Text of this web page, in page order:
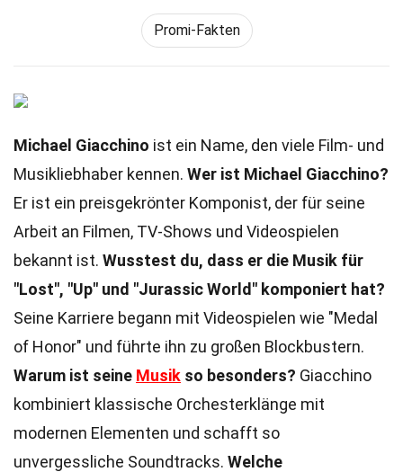
Promi-Fakten
Michael Giacchino ist ein Name, den viele Film- und
Musikliebhaber kennen. Wer ist Michael Giacchino?
Er ist ein preisgekrönter Komponist, der für seine
Arbeit an Filmen, TV-Shows und Videospielen
bekannt ist. Wusstest du, dass er die Musik für
"Lost", "Up" und "Jurassic World" komponiert hat?
Seine Karriere begann mit Videospielen wie "Medal
of Honor" und führte ihn zu großen Blockbustern.
Warum ist seine Musik so besonders? Giacchino
kombiniert klassische Orchesterklänge mit
modernen Elementen und schafft so
unvergessliche Soundtracks. Welche